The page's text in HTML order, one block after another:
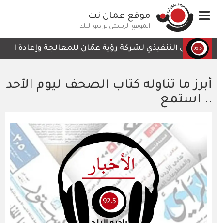
إلى
المحتوى
الرئيسي
Toggle
navigation
موقع عمان نت
الموقع الرسمي لراديو البلد
الرئيس التنفيذي لشركة رؤية عمّان للمعالجة وإعادة
أبرز ما تناوله كتاب الصحف ليوم الأحد
.. استمع